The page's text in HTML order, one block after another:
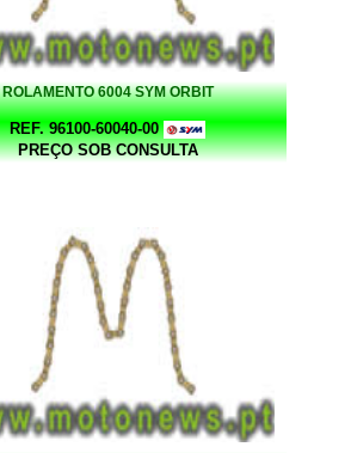
ROLAMENTO 6004 SYM ORBIT
REF. 96100-60040-00
PREÇO SOB CONSULTA